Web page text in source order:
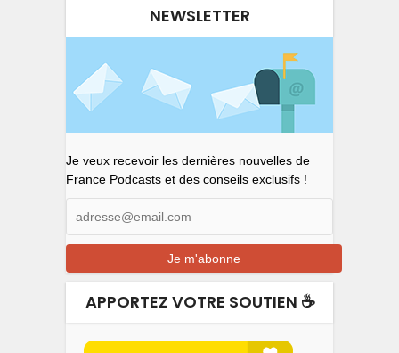
NEWSLETTER
Je veux recevoir les dernières nouvelles de
France Podcasts et des conseils exclusifs !
APPORTEZ VOTRE SOUTIEN ☕️